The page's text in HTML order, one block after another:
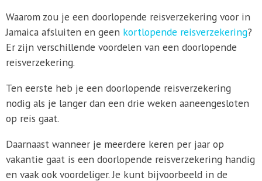
Waarom zou je een doorlopende reisverzekering voor in
Jamaica afsluiten en geen kortlopende reisverzekering?
Er zijn verschillende voordelen van een doorlopende
reisverzekering.
Ten eerste heb je een doorlopende reisverzekering
nodig als je langer dan een drie weken aaneengesloten
op reis gaat.
Daarnaast wanneer je meerdere keren per jaar op
vakantie gaat is een doorlopende reisverzekering handig
en vaak ook voordeliger. Je kunt bijvoorbeeld in de